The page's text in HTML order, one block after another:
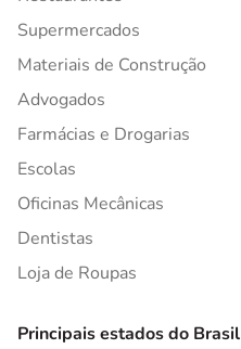
Supermercados
Materiais de Construção
Advogados
Farmácias e Drogarias
Escolas
Oficinas Mecânicas
Dentistas
Loja de Roupas
Principais estados do Brasil